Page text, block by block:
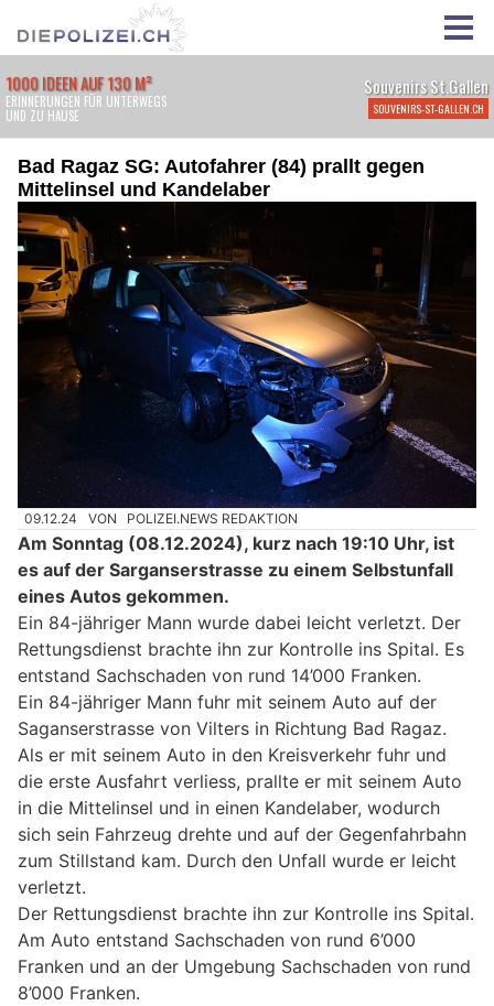
Bad Ragaz SG: Autofahrer (84) prallt gegen
Mittelinsel und Kandelaber
09.12.24 VON POLIZEI.NEWS REDAKTION
Am Sonntag (08.12.2024), kurz nach 19:10 Uhr, ist
es auf der Sarganserstrasse zu einem Selbstunfall
eines Autos gekommen.
Ein 84-jähriger Mann wurde dabei leicht verletzt. Der
Rettungsdienst brachte ihn zur Kontrolle ins Spital. Es
entstand Sachschaden von rund 14’000 Franken.
Ein 84-jähriger Mann fuhr mit seinem Auto auf der
Saganserstrasse von Vilters in Richtung Bad Ragaz.
Als er mit seinem Auto in den Kreisverkehr fuhr und
die erste Ausfahrt verliess, prallte er mit seinem Auto
in die Mittelinsel und in einen Kandelaber, wodurch
sich sein Fahrzeug drehte und auf der Gegenfahrbahn
zum Stillstand kam. Durch den Unfall wurde er leicht
verletzt.
Der Rettungsdienst brachte ihn zur Kontrolle ins Spital.
Am Auto entstand Sachschaden von rund 6’000
Franken und an der Umgebung Sachschaden von rund
8’000 Franken.